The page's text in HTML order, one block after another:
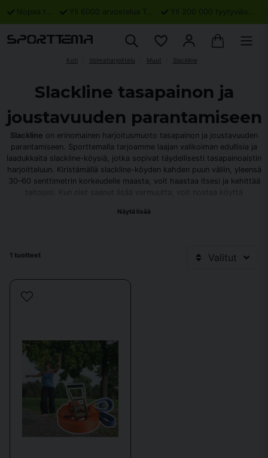
Nopea toimitus Yli 6000 arvostelua Trustpilotissa Yli 200 000 tyytyväistä asiakasta
Koti Voimaharjoittelu Muut Slackline
Slackline tasapainon ja
joustavuuden parantamiseen
Slackline on erinomainen harjoitusmuoto tasapainon ja joustavuuden
parantamiseen. Sporttemalla tarjoamme laajan valikoiman edullisia ja
laadukkaita slackline-köysiä, jotka sopivat täydellisesti tasapainoaistin
harjoitteluun. Kiristämällä slackline-köyden kahden puun väliin, yleensä
30–60 senttimetrin korkeudelle maasta, voit haastaa itsesi ja kehittää
slackline-köysiä eri korkeuksille monipuolisen harjoittelun
tasapainon säilyttämiseen, mikä tekee siitä monipuolisen
kanssa, jossa voitte kilpailla siitä, kuka kävelee pisimmälle tai tekee
kategoriassamme. Niille, jotka etsivät palautumisvinkkejä, suosittelemme
tutustumaan
Näytä lisää
1 tuotteet Valitut